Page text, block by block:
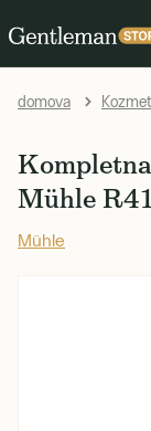
domova
Mühle
Mühle